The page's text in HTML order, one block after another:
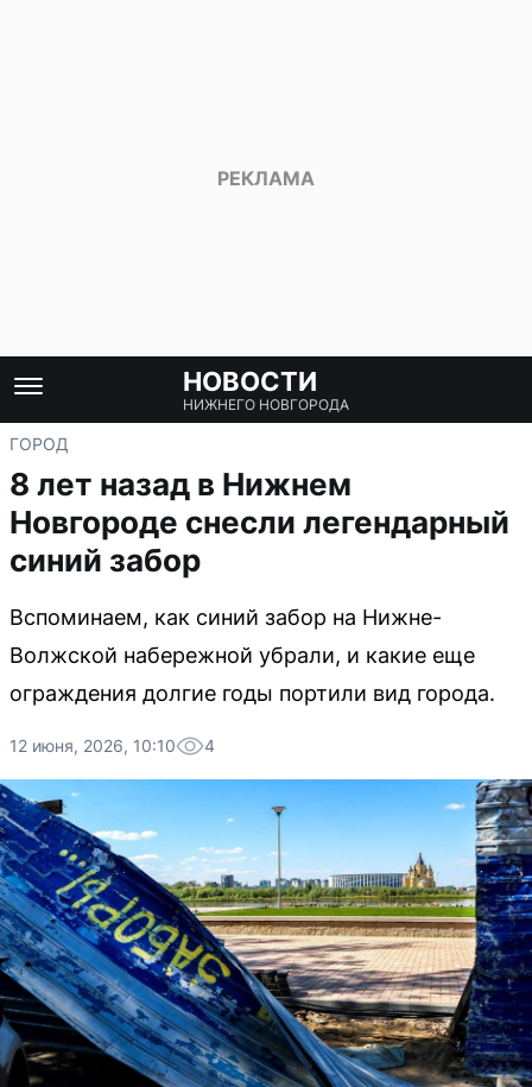
НОВОСТИ
НИЖНЕГО НОВГОРОДА
ГОРОД
8 лет назад в Нижнем
Новгороде снесли легендарный
синий забор
Вспоминаем, как синий забор на Нижне-
Волжской набережной убрали, и какие еще
ограждения долгие годы портили вид города.
12 июня, 2026, 10:10 4